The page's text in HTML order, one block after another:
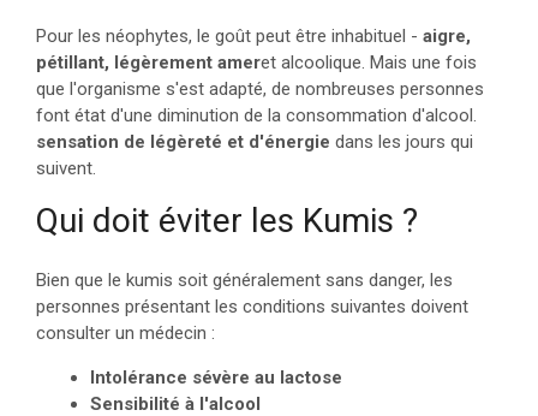
Pour les néophytes, le goût peut être inhabituel - aigre,
pétillant, légèrement ameret alcoolique. Mais une fois
que l'organisme s'est adapté, de nombreuses personnes
font état d'une diminution de la consommation d'alcool.
sensation de légèreté et d'énergie dans les jours qui
suivent.
Qui doit éviter les Kumis ?
Bien que le kumis soit généralement sans danger, les
personnes présentant les conditions suivantes doivent
consulter un médecin :
Intolérance sévère au lactose
Sensibilité à l'alcool